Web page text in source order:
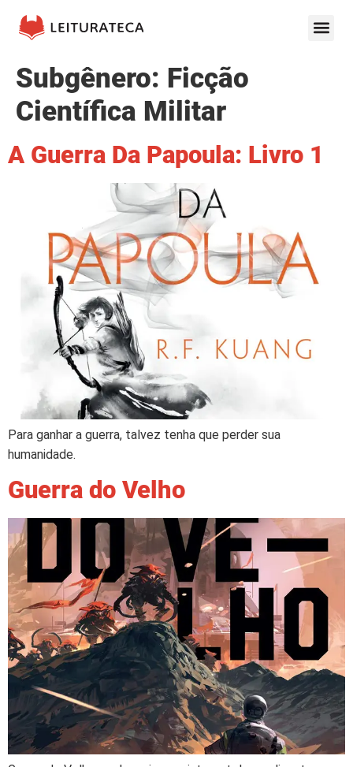
Subgênero: Ficção
Científica Militar
A Guerra Da Papoula: Livro 1
Para ganhar a guerra, talvez tenha que perder sua
humanidade.
Guerra do Velho